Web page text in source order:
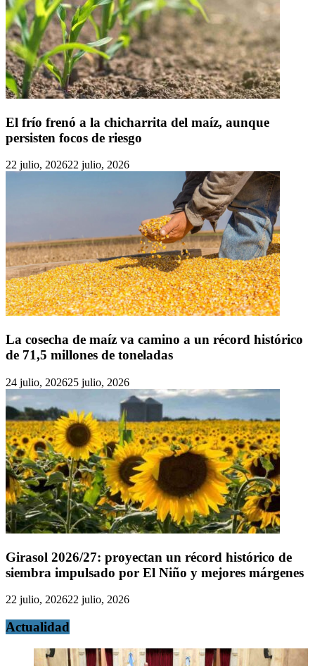
El frío frenó a la chicharrita del maíz, aunque
persisten focos de riesgo
22 julio, 202622 julio, 2026
La cosecha de maíz va camino a un récord histórico
de 71,5 millones de toneladas
24 julio, 202625 julio, 2026
Girasol 2026/27: proyectan un récord histórico de
siembra impulsado por El Niño y mejores márgenes
22 julio, 202622 julio, 2026
Actualidad